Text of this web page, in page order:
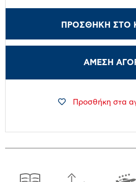
ΠΡΟΣΘΉΚΗ ΣΤΟ
ΑΜΕΣΗ
Προσθήκη στα